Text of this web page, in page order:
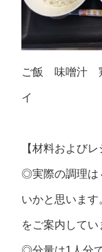
ご飯 味噌汁
イ
【材料およびレ
◎実際の調理は
いかと思いま
をご案内してい